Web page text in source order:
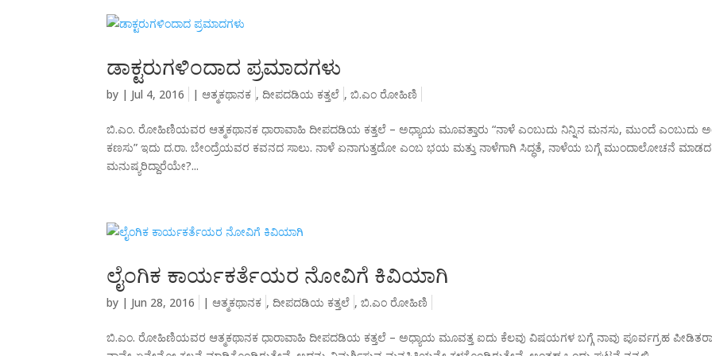
ಡಾಕ್ಟರುಗಳಿಂದಾದ ಪ್ರಮಾದಗಳು
by | Jul 4, 2016 |ಆತ್ಮಕಥಾನಕ ,ದೀಪದಡಿಯ ಕತ್ತಲೆ ,ಬಿ.ಎಂ ರೋಹಿಣಿ
ಬಿ.ಎಂ. ರೋಹಿಣಿಯವರ ಆತ್ಮಕಥಾನಕ ಧಾರಾವಾಹಿ ದೀಪದಡಿಯ ಕತ್ತಲೆ – ಅಧ್ಯಾಯ ಮೂವತ್ತಾರು “ನಾಳೆ ಎಂಬುದು ನಿನ್ನಿನ ಮನಸು, ಮುಂದೆ ಎಂಬುದು
ಕಣಸು” ಇದು ದ.ರಾ. ಬೇಂದ್ರೆಯವರ ಕವನದ ಸಾಲು. ನಾಳೆ ಏನಾಗುತ್ತದೋ ಎಂಬ ಭಯ ಮತ್ತು ನಾಳೆಗಾಗಿ ಸಿದ್ಧತೆ, ನಾಳೆಯ ಬಗ್ಗೆ ಮುಂದಾಲೋಚನೆ ಮಾಡದ
ಮನುಷ್ಯರಿದ್ದಾರೆಯೇ?...
ಲೈಂಗಿಕ ಕಾರ್ಯಕರ್ತೆಯರ ನೋವಿಗೆ ಕಿವಿಯಾಗಿ
by | Jun 28, 2016 |ಆತ್ಮಕಥಾನಕ ,ದೀಪದಡಿಯ ಕತ್ತಲೆ ,ಬಿ.ಎಂ ರೋಹಿಣಿ
ಬಿ.ಎಂ. ರೋಹಿಣಿಯವರ ಆತ್ಮಕಥಾನಕ ಧಾರಾವಾಹಿ ದೀಪದಡಿಯ ಕತ್ತಲೆ – ಅಧ್ಯಾಯ ಮೂವತ್ತ ಐದು ಕೆಲವು ವಿಷಯಗಳ ಬಗ್ಗೆ ನಾವು ಪೂರ್ವಗ್ರಹ